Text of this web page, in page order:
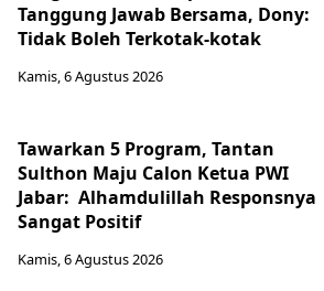
Tanggung Jawab Bersama, Dony:
Tidak Boleh Terkotak-kotak
Kamis, 6 Agustus 2026
Tawarkan 5 Program, Tantan
Sulthon Maju Calon Ketua PWI
Jabar: Alhamdulillah Responsnya
Sangat Positif
Kamis, 6 Agustus 2026